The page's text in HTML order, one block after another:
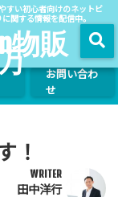
すい初心者向けのネットビ
関する情報を配信中。
物販
お問い合わ
せ
！
WRITER
田中洋行